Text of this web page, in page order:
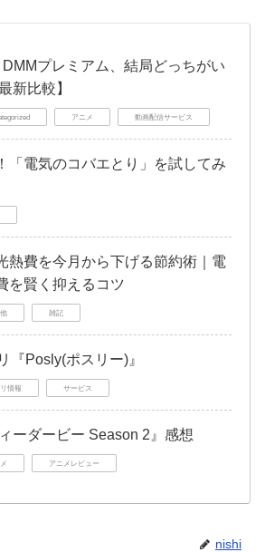
プレミアム、結局どっちがい
新比較】
アニメ 動画配信サービス
「電気のコバエとり」を試してみ
熱費を今月から下げる節約術｜電
を賢く抑えるコツ
雑記
『Posly(ポスリー)』
情報 サービス
ーダービー Season 2』感想
アニメレビュー
nishi